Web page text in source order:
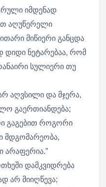
იმდენად
აღუწერელი
მიწიერი განცდა
დიდი ნეტარებაა, რომ
სულიერი თუ
აღვსილი და მჯერა,
გაერთიანდება;
გაგებით როგორი
მდგომარეობა,
არაფერია.”
დამკვიდრება
არ მიიღწევა;